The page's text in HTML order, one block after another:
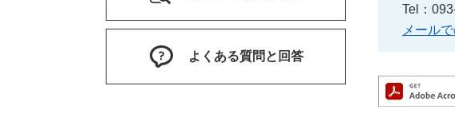
Tel：
メール
よくある質問と回答